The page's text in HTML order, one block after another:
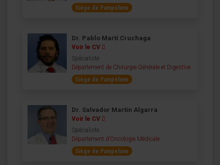
Siège de Pampelune
Dr. Pablo Martí Cruchaga
Voir le CV
Spécialiste
Département de Chirurgie Générale et Digestive
Siège de Pampelune
Dr. Salvador Martín Algarra
Voir le CV
Spécialiste
Département d’Oncologie Médicale
Siège de Pampelune